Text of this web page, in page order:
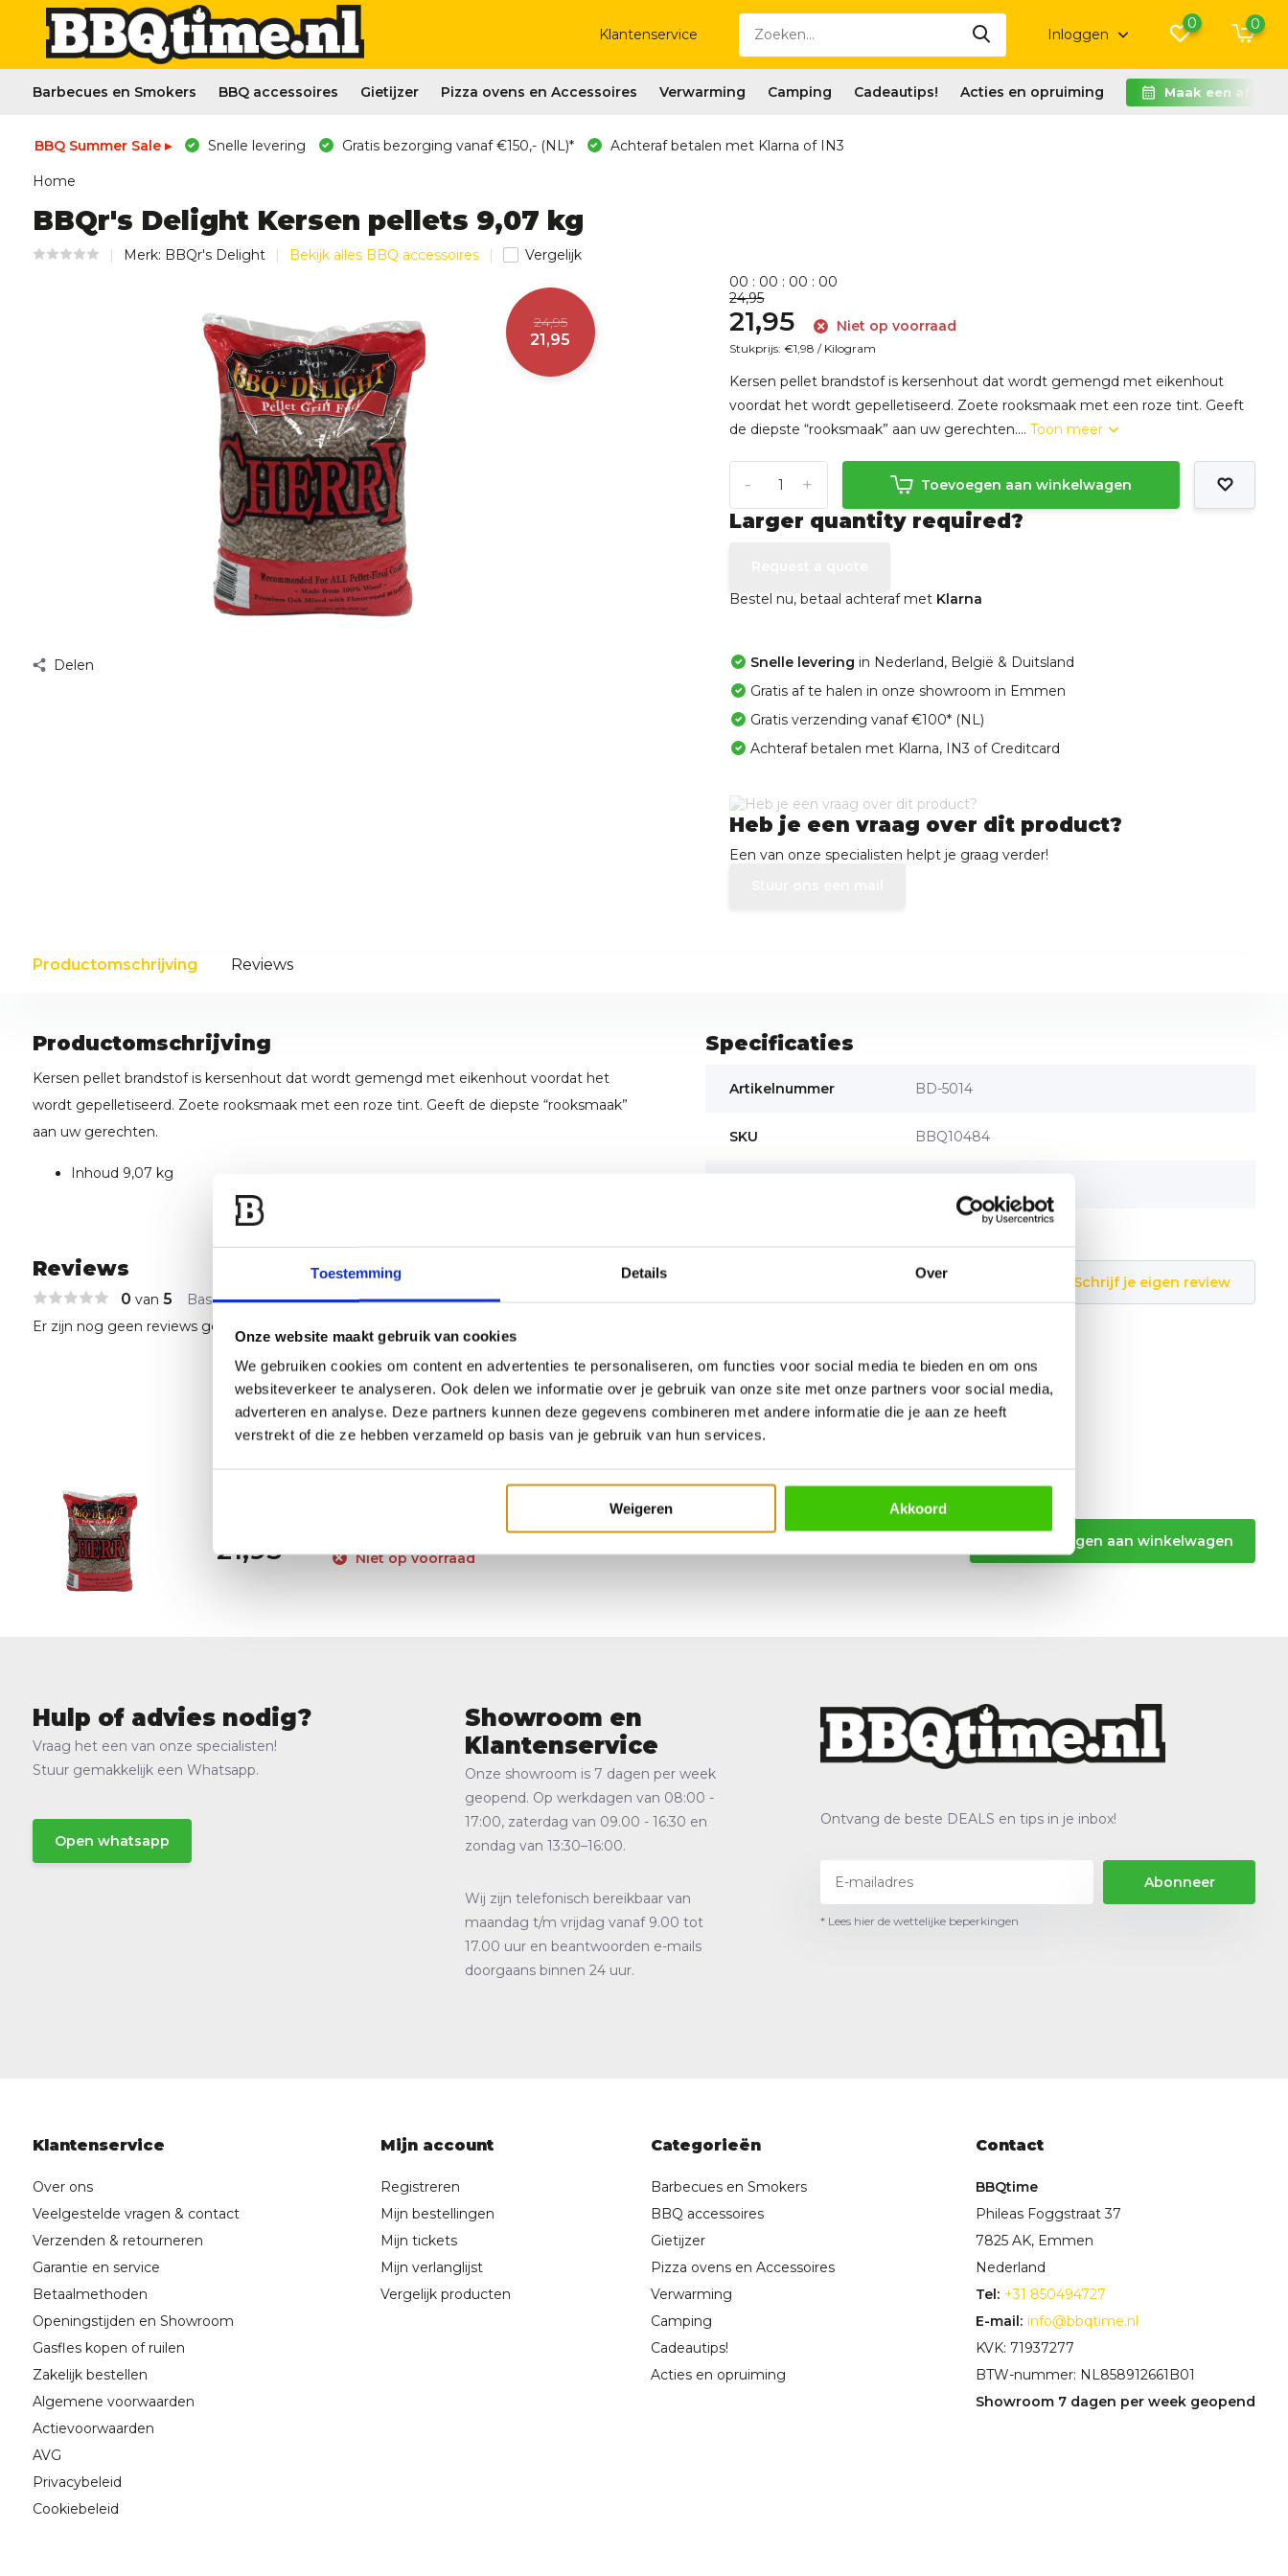
Toestemming Details Over
Onze website maakt gebruik van cookies
We gebruiken cookies om content en advertenties te personaliseren, om functies voor social media te bieden en om ons
websiteverkeer te analyseren. Ook delen we informatie over je gebruik van onze site met onze partners voor social media,
adverteren en analyse. Deze partners kunnen deze gegevens combineren met andere informatie die je aan ze heeft
verstrekt of die ze hebben verzameld op basis van je gebruik van hun services.
Weigeren Akkoord
Klantenservice Inloggen
0 0
Barbecues en Smokers BBQ accessoires Gietijzer Pizza ovens en Accessoires Verwarming Camping Cadeautips! Acties en opruiming Maak een
BBQ Summer Sale ▸ Snelle levering Gratis bezorging vanaf €150,- (NL)* Achteraf betalen met Klarna of IN3
Home
BBQr's Delight Kersen pellets 9,07 kg
Merk: BBQr's Delight Bekijk alles BBQ accessoires Vergelijk
24,95
21,95
Delen
00 : 00 : 00 : 00
24,95
21,95 Niet op voorraad
Stukprijs:€1,98 / Kilogram
Kersen pellet brandstof is kersenhout dat wordt gemengd met eikenhout
voordat het wordt gepelletiseerd. Zoete rooksmaak met een roze tint. Geeft
de diepste “rooksmaak” aan uw gerechten....Toon meer
+
- Toevoegen aan winkelwagen
Larger quantity required?
Bestel nu, betaal achteraf met Klarna
Snelle levering in Nederland, België & Duitsland
Gratis af te halen in onze showroom in Emmen
Gratis verzending vanaf €100* (NL)
Achteraf betalen met Klarna, IN3 of Creditcard
Heb je een vraag over dit product?
Een van onze specialisten helpt je graag verder!
Productomschrijving Reviews
Productomschrijving
Kersen pellet brandstof is kersenhout dat wordt gemengd met eikenhout voordat het
wordt gepelletiseerd. Zoete rooksmaak met een roze tint. Geeft de diepste “rooksmaak”
aan uw gerechten.
Inhoud 9,07 kg
Specificaties
Artikelnummer BD-5014
SKU BBQ10484
Reviews
0 van 5 Based on 0 reviews
Schrijf je eigen review
Er zijn nog geen reviews geschreven over dit product..
21,95
BBQr's Delight Kersen pellets 9,07 kg
Niet op voorraad
Toevoegen aan winkelwagen
Hulp of advies nodig?
Vraag het een van onze specialisten!
Stuur gemakkelijk een Whatsapp.
Open whatsapp
Showroom en
Klantenservice
Onze showroom is 7 dagen per week
geopend. Op werkdagen van 08:00 -
17:00, zaterdag van 09.00 - 16:30 en
zondag van 13:30–16:00.
Wij zijn telefonisch bereikbaar van
maandag t/m vrijdag vanaf 9.00 tot
17.00 uur en beantwoorden e-mails
doorgaans binnen 24 uur.
Ontvang de beste DEALS en tips in je inbox!
Abonneer
* Lees hier de wettelijke beperkingen
Klantenservice
Over ons
Veelgestelde vragen & contact
Verzenden & retourneren
Garantie en service
Betaalmethoden
Openingstijden en Showroom
Gasfles kopen of ruilen
Zakelijk bestellen
Algemene voorwaarden
Actievoorwaarden
AVG
Privacybeleid
Cookiebeleid
Mijn account
Registreren
Mijn bestellingen
Mijn tickets
Mijn verlanglijst
Vergelijk producten
Categorieën
Barbecues en Smokers
BBQ accessoires
Gietijzer
Pizza ovens en Accessoires
Verwarming
Camping
Cadeautips!
Acties en opruiming
Contact
BBQtime
Phileas Foggstraat 37
7825 AK, Emmen
Nederland
Tel: +31 850494727
E-mail: info@bbqtime.nl
KVK: 71937277
BTW-nummer: NL858912661B01
Showroom 7 dagen per week geopend